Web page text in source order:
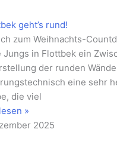
geht’s rund!
zum Weihnachts-
Jungs in Flottbek ein
der runden
eine sehr
die viel
»
2025